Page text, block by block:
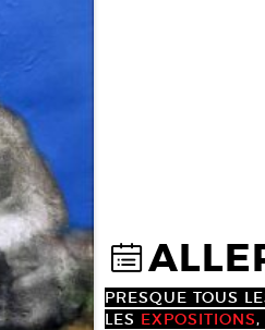
@
PRESQUE TOUS
LES EXPOSITIONS,